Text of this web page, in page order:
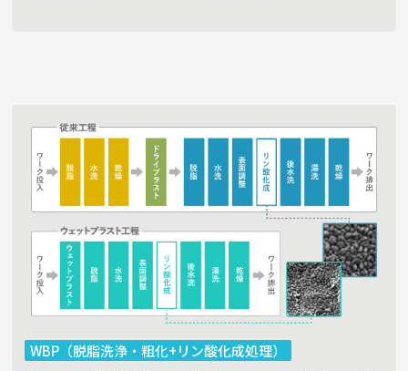
WBP（脱脂洗浄・粗化+リン酸化成処理）